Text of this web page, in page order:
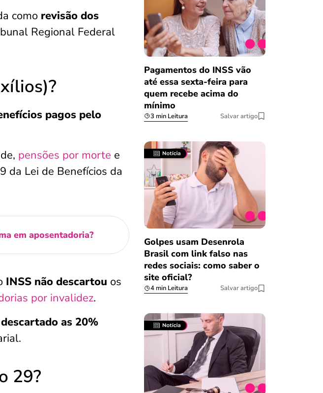
como revisão dos
Regional Federal
pagos pelo
pensões por morte e
da Lei de Benefícios da
em aposentadoria?
INSS não descartou os
por invalidez.
as 20%
29?
Pagamentos do INSS vão
até essa sexta-feira para
quem recebe acima do
mínimo
3 min Leitura Salvar artigo
Golpes usam Desenrola
Brasil com link falso nas
redes sociais: como saber o
site oficial?
4 min Leitura Salvar artigo